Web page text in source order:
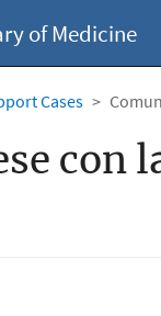
of Medicine
Cases
con